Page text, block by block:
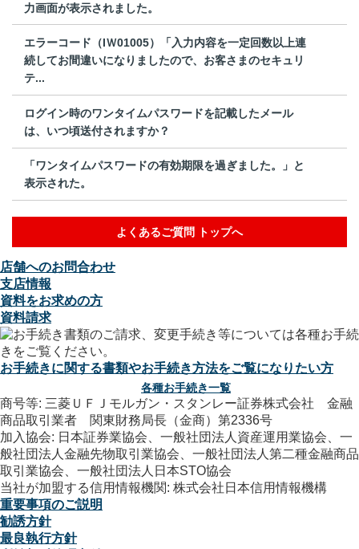
力画面が表示されました。
エラーコード（IＷ01005）「入力内容を一定回数以上連
続してお間違いになりましたので、お客さまのセキュリ
テ...
ログイン時のワンタイムパスワードを記載したメール
は、いつ頃送付されますか？
「ワンタイムパスワードの有効期限を過ぎました。」と
表示された。
よくあるご質問 トップへ
店舗へのお問合わせ
支店情報
資料をお求めの方
資料請求
お手続きに関する書類やお手続き方法をご覧になりたい方
各種お手続き一覧
商号等: 三菱ＵＦＪモルガン・スタンレー証券株式会社 金融
商品取引業者 関東財務局長（金商）第2336号
加入協会: 日本証券業協会、一般社団法人資産運用業協会、一
般社団法人金融先物取引業協会、一般社団法人第二種金融商品
取引業協会、一般社団法人日本STO協会
当社が加盟する信用情報機関: 株式会社日本信用情報機構
重要事項のご説明
勧誘方針
最良執行方針